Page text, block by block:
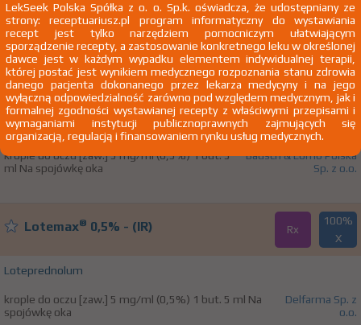
S01BA14 Loteprednol
Lotemax®0,5% Rx
100%
40,50 zł
Loteprednolum
krople do oczu [zaw.] 5 mg/ml (0,5%) 1 but. 5
ml Na spojówkę oka
Bausch & Lomb Polska
Sp. z o.o.
Lotemax® 0,5% - (IR) Rx
100%
X
Loteprednolum
krople do oczu [zaw.] 5 mg/ml (0,5%) 1 but. 5 ml Na
spojówkę oka
Delfarma Sp. z
o.o.
LekSeek Polska Spółka z o. o. Sp.k. oświadcza, że udostępniany ze
strony: receptuariusz.pl program informatyczny do wystawiania
recept jest tylko narzędziem pomocniczym ułatwiającym
sporządzenie recepty, a zastosowanie konkretnego leku w określonej
dawce jest w każdym wypadku elementem indywidualnej terapii,
której postać jest wynikiem medycznego rozpoznania stanu zdrowia
danego pacjenta dokonanego przez lekarza medycyny i na jego
wyłączną odpowiedzialność zarówno pod względem medycznym, jak i
formalnej zgodności wystawianej recepty z właściwymi przepisami i
wymaganiami instytucji publicznoprawnych zajmujących się
organizacją, regulacją i finansowaniem rynku usług medycznych.